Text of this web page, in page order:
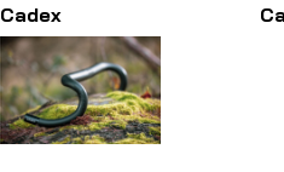
Cadex